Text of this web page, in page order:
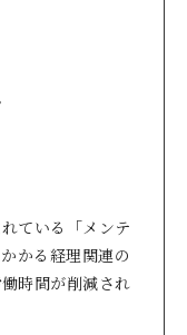
ている「メンテ
かる経理関連の
時間が削減され